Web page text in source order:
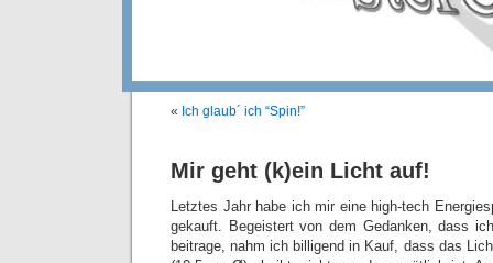
« Ich glaub´ ich “Spin!”
Mir geht (k)ein Licht auf!
Letztes Jahr habe ich mir eine high-tech
gekauft. Begeistert von dem Gedanken, dass
beitrage, nahm ich billigend in Kauf, dass das